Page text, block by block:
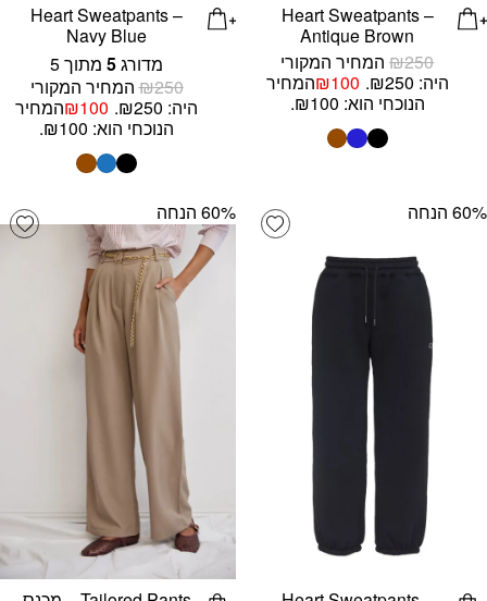
Heart Sweatpants –
Antique Brown
₪250
המחיר המקורי
היה: ₪250.
₪100
המחיר
הנוכחי הוא: ₪100.
Heart Sweatpants –
Navy Blue
מדורג5מתוך 5
₪250
המחיר המקורי
היה: ₪250.
₪100
המחיר
הנוכחי הוא: ₪100.
Add wishlist ‫60% הנחה ‫60% הנחה